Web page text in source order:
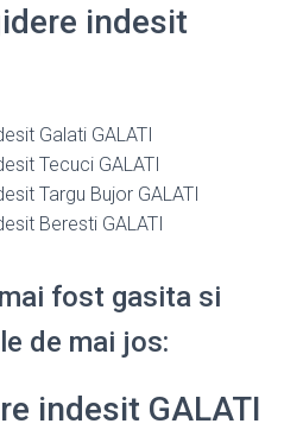
indesit
Galati GALATI
Tecuci GALATI
Targu Bujor GALATI
Beresti GALATI
fost gasita si
de mai jos:
indesit GALATI